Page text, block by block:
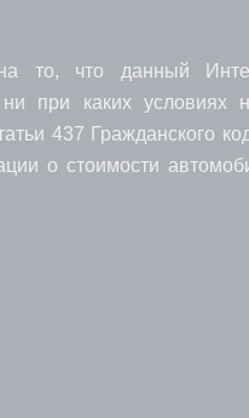
что данный
при каких условиях
437 Гражданского
о стоимости